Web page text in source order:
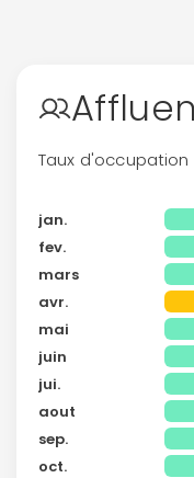
Taux
jan.
fev.
mars
avr.
mai
juin
jui.
aout
sep.
oct.
ou